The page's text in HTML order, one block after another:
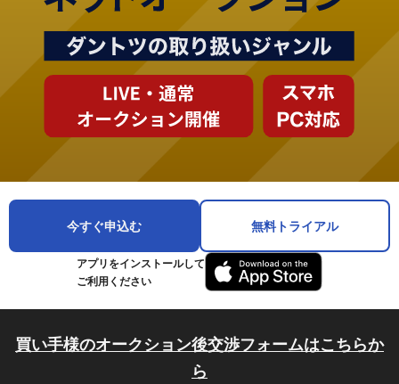
今すぐ申込む 無料トライアル
アプリをインストールして
ご利用ください
買い手様のオークション後交渉フォームはこちらか
ら